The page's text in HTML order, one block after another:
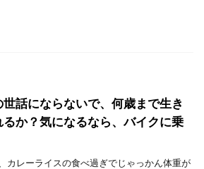
世話にならないで、何歳まで生き
るか？気になるなら、バイクに乗
カレーライスの食べ過ぎでじゃっかん体重が